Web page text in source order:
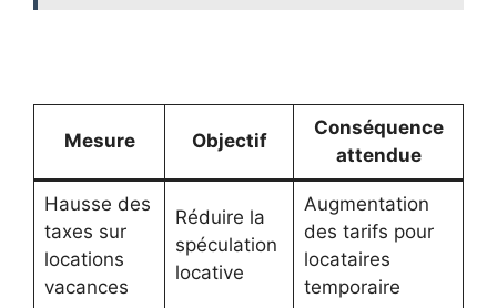
Mesure Objectif
Conséquence
attendue
Hausse des
taxes sur
locations
vacances
Réduire la
spéculation
locative
Augmentation
des tarifs pour
locataires
temporaire